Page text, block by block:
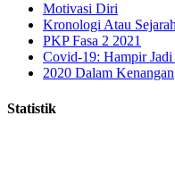
Motivasi Diri
Kronologi Atau
PKP Fasa 2 2021
Covid-19: Hampir Jadi
2020 Dalam Kenangan
Statistik